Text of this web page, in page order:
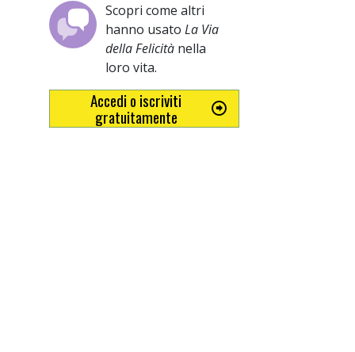
Scopri come altri
hanno usato La Via
della Felicitànella
loro vita.
Accedi o iscriviti
gratuitamente